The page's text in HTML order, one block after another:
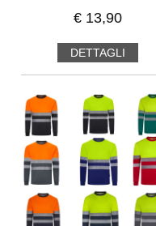
€ 13,90
DETTAGLI